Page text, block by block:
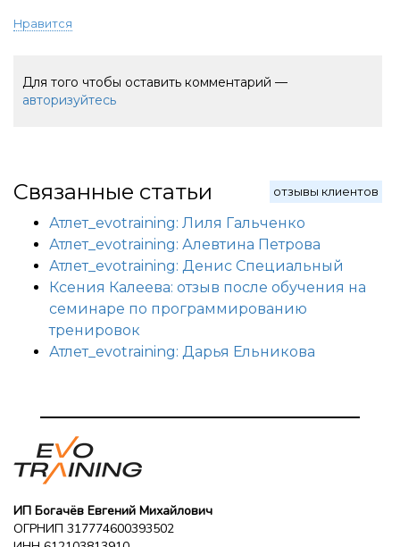
Нравится
Для того чтобы оставить комментарий —
авторизуйтесь
отзывы клиентов
Связанные статьи
Атлет_evotraining: Лиля Гальченко
Атлет_evotraining: Алевтина Петрова
Атлет_evotraining: Денис Специальный
Ксения Калеева: отзыв после обучения на
семинаре по программированию
тренировок
Атлет_evotraining: Дарья Ельникова
ИП Богачёв Евгений Михайлович
ОГРНИП 317774600393502